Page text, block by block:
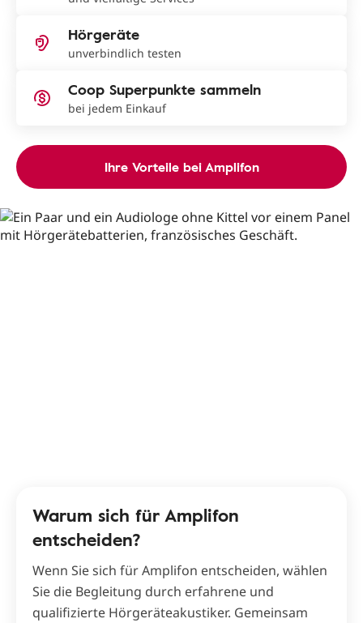
Hörgeräte
unverbindlich testen
Coop Superpunkte sammeln
bei jedem Einkauf
Ihre Vorteile bei Amplifon
Warum sich für Amplifon
entscheiden?
Wenn Sie sich für Amplifon entscheiden, wählen
Sie die Begleitung durch erfahrene und
qualifizierte Hörgeräteakustiker. Gemeinsam